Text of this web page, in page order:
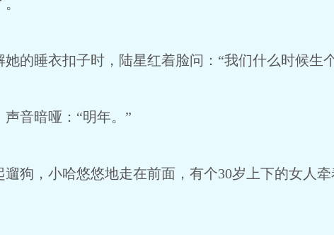
睡衣扣子时，陆星红着脸问：“我们什么时候生
音暗哑：“明年。”
，小哈悠悠地走在前面，有个30岁上下的女人牵